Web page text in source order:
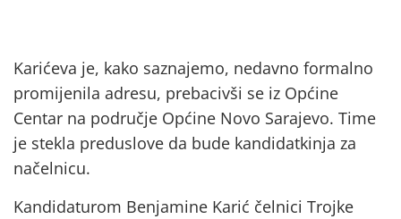
Karićeva je, kako saznajemo, nedavno formalno
promijenila adresu, prebacivši se iz Općine
Centar na područje Općine Novo Sarajevo. Time
je stekla preduslove da bude kandidatkinja za
načelnicu.
Kandidaturom Benjamine Karić čelnici Trojke